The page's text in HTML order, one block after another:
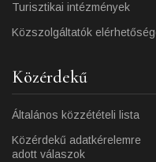
Turisztikai intézmények
Közszolgáltatók
Közérdekű
Általános közzétételi lista
Közérdekű adatkérelemre
adott válaszok